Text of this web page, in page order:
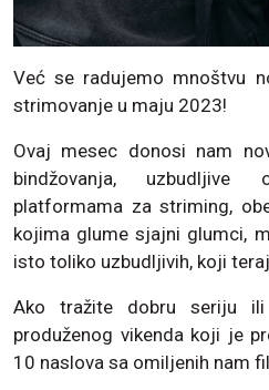
Već se radujemo mnoštvu
strimovanje u maju 2023!
Ovaj mesec donosi nam
bindžovanja,
platformama za striming,
kojima glume sjajni glumci,
isto toliko uzbudljivih, koji
Ako tražite dobru seriju
produženog vikenda koji je
10 naslova sa omiljenih nam